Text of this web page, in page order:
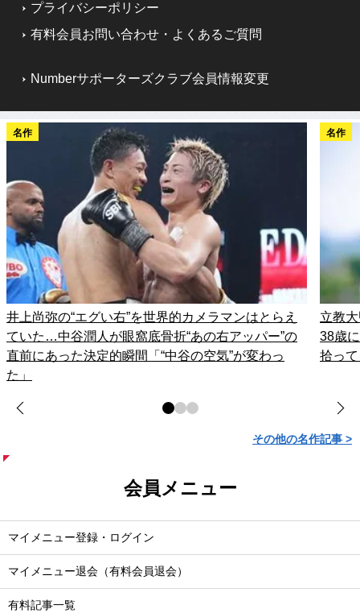
プライバシーポリシー
有料会員お問い合わせ・よくあるご質問
Numberサポーターズクラブ会員情報変更
名作
井上尚弥の“エグい右”を世界的カメラマンはとらえ
ていた…中谷潤人が眼窩底骨折“あの右アッパー”の
直前にあった決定的瞬間「“中谷の空気”が変わっ
た」
名作
立教
38歳
拾っ
その他の名作記事 >
会員メニュー
マイメニュー登録・ログイン
マイメニュー退会（有料会員退会）
有料記事一覧